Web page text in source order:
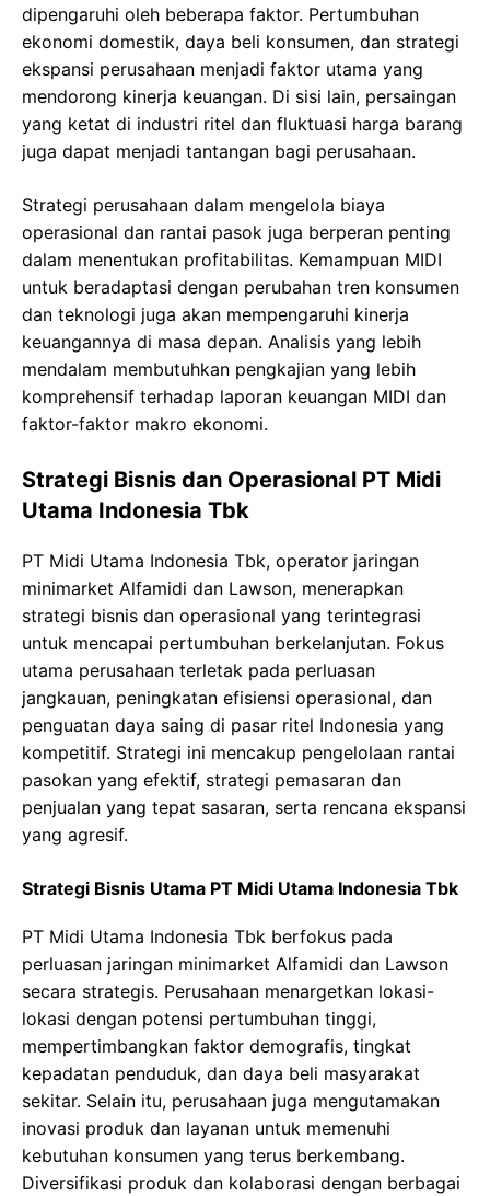
dipengaruhi oleh beberapa faktor. Pertumbuhan
ekonomi domestik, daya beli konsumen, dan strategi
ekspansi perusahaan menjadi faktor utama yang
mendorong kinerja keuangan. Di sisi lain, persaingan
yang ketat di industri ritel dan fluktuasi harga barang
juga dapat menjadi tantangan bagi perusahaan.
Strategi perusahaan dalam mengelola biaya
operasional dan rantai pasok juga berperan penting
dalam menentukan profitabilitas. Kemampuan MIDI
untuk beradaptasi dengan perubahan tren konsumen
dan teknologi juga akan mempengaruhi kinerja
keuangannya di masa depan. Analisis yang lebih
mendalam membutuhkan pengkajian yang lebih
komprehensif terhadap laporan keuangan MIDI dan
faktor-faktor makro ekonomi.
Strategi Bisnis dan Operasional PT Midi
Utama Indonesia Tbk
PT Midi Utama Indonesia Tbk, operator jaringan
minimarket Alfamidi dan Lawson, menerapkan
strategi bisnis dan operasional yang terintegrasi
untuk mencapai pertumbuhan berkelanjutan. Fokus
utama perusahaan terletak pada perluasan
jangkauan, peningkatan efisiensi operasional, dan
penguatan daya saing di pasar ritel Indonesia yang
kompetitif. Strategi ini mencakup pengelolaan rantai
pasokan yang efektif, strategi pemasaran dan
penjualan yang tepat sasaran, serta rencana ekspansi
yang agresif.
Strategi Bisnis Utama PT Midi Utama Indonesia Tbk
PT Midi Utama Indonesia Tbk berfokus pada
perluasan jaringan minimarket Alfamidi dan Lawson
secara strategis. Perusahaan menargetkan lokasi-
lokasi dengan potensi pertumbuhan tinggi,
mempertimbangkan faktor demografis, tingkat
kepadatan penduduk, dan daya beli masyarakat
sekitar. Selain itu, perusahaan juga mengutamakan
inovasi produk dan layanan untuk memenuhi
kebutuhan konsumen yang terus berkembang.
Diversifikasi produk dan kolaborasi dengan berbagai